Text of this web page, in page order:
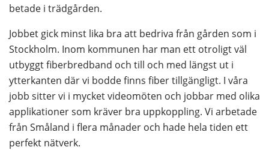
betade i trädgården.
Jobbet gick minst lika bra att bedriva från gården som i
Stockholm. Inom kommunen har man ett otroligt väl
utbyggt fiberbredband och till och med längst ut i
ytterkanten där vi bodde finns fiber tillgängligt. I våra
jobb sitter vi i mycket videomöten och jobbar med olika
applikationer som kräver bra uppkoppling. Vi arbetade
från Småland i flera månader och hade hela tiden ett
perfekt nätverk.